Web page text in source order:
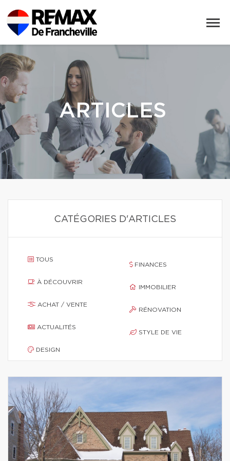
ARTICLES
CATÉGORIES D'ARTICLES
TOUS
À DÉCOUVRIR
ACHAT / VENTE
ACTUALITÉS
DESIGN
FINANCES
IMMOBILIER
RÉNOVATION
STYLE DE VIE